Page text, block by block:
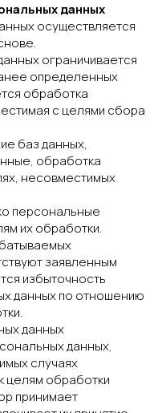
данных
осуществляется
ограничивается
определенных
обработка
с целями сбора
баз данных,
обработка
несовместимых
персональные
их обработки.
заявленным
избыточность
данных по отношению
данных
данных,
случаях
целям обработки
принимает